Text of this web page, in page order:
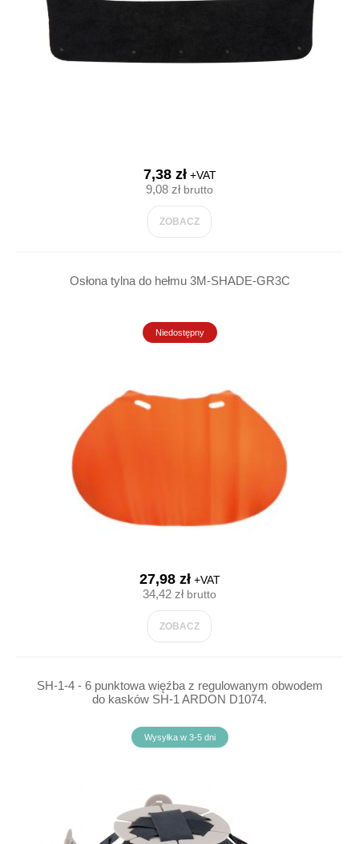
7,38 zł+VAT
9,08 złbrutto
ZOBACZ
Osłona tylna do hełmu 3M-SHADE-GR3C
Niedostępny
27,98 zł+VAT
34,42 złbrutto
ZOBACZ
SH-1-4 - 6 punktowa więźba z regulowanym obwodem
do kasków SH-1 ARDON D1074.
Wysyłka w 3-5 dni